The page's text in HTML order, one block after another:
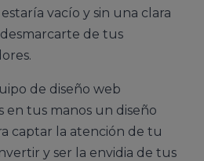
vacío y sin una clara
de tus
de diseño web
en tus manos un diseño
captar la atención de tu
y ser la envidia de tus